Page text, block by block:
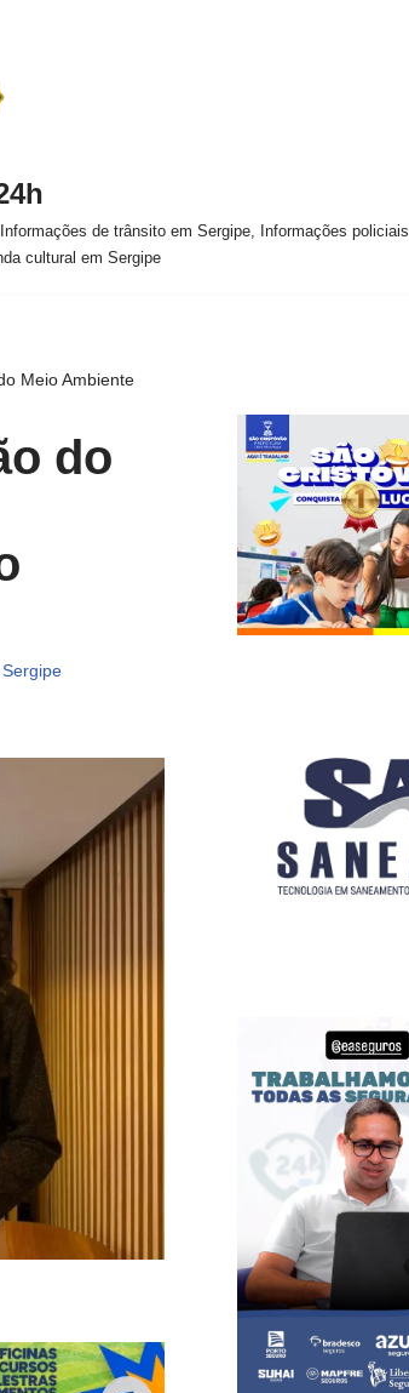
de trânsito em Sergipe, Informações policiais
cultural em Sergipe
Meio Ambiente
do